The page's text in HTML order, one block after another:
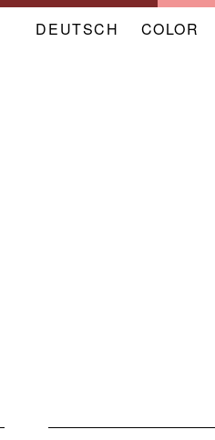
DEUTSCH COLOR